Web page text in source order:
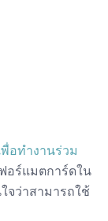
อทำงานร่วม
อร์แมตการ์ดใน
จว่าสามารถใช้